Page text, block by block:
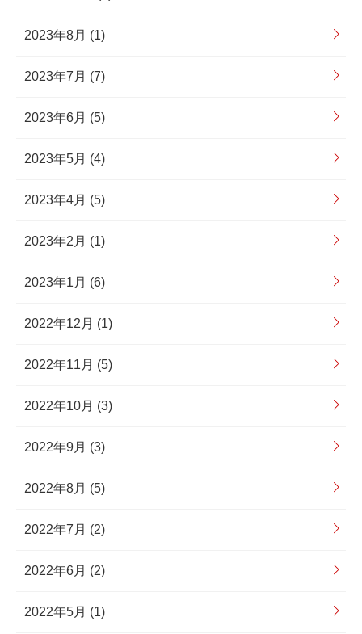
2023年8月 (1)
2023年7月 (7)
2023年6月 (5)
2023年5月 (4)
2023年4月 (5)
2023年2月 (1)
2023年1月 (6)
2022年12月 (1)
2022年11月 (5)
2022年10月 (3)
2022年9月 (3)
2022年8月 (5)
2022年7月 (2)
2022年6月 (2)
2022年5月 (1)